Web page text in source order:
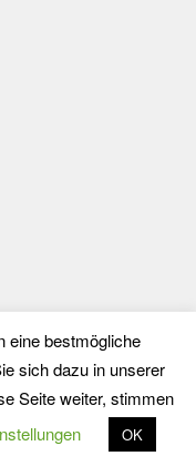
0
eine bestmögliche
sich dazu in unserer
Seite weiter, stimmen
OK